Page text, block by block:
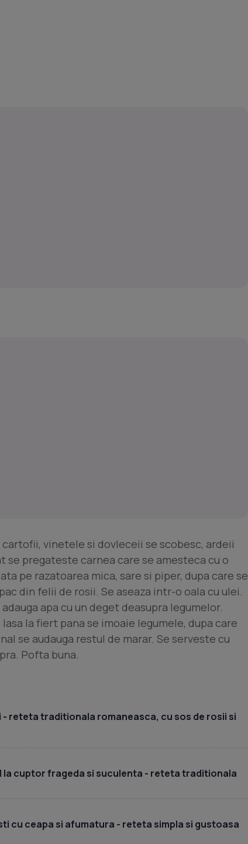
vinetele si dovleceii se scobesc, ardeii
se pregateste carnea care se amesteca cu o
pe razatoarea mica, sare si piper, dupa care se
din felii de rosii. Se aseaza intr-o oala cu ulei.
apa cu un deget deasupra legumelor.
la fiert pana se imoaie legumele, dupa care
se audauga restul de marar. Se serveste cu
Pofta buna.
- reteta traditionala romaneasca, cu sos de rosii si
la cuptor frageda si suculenta - reteta traditionala
cu ceapa si afumatura - reteta simpla si gustoasa